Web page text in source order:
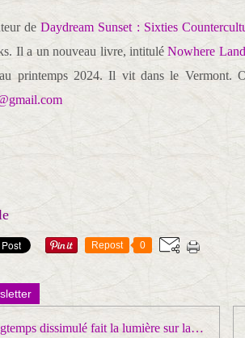
deDaydream Sunset : Sixties
Il a un nouveau livre, intituléNowhere
printemps 2024. Il vit dans le Vermont.
Repost 0
Un rapport longtemps dissimulé fait la lumière sur la «politique de porte ouverte» du Canada à l’égard des criminels de guerre nazis